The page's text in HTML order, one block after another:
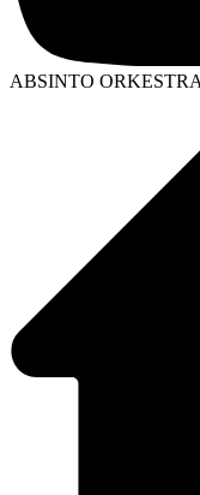
ABSINTO ORKESTRA